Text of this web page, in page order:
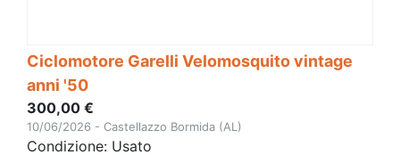
Ciclomotore Garelli Velomosquito vintage
anni '50
300,00 €
10/06/2026 - Castellazzo Bormida (AL)
Condizione: Usato